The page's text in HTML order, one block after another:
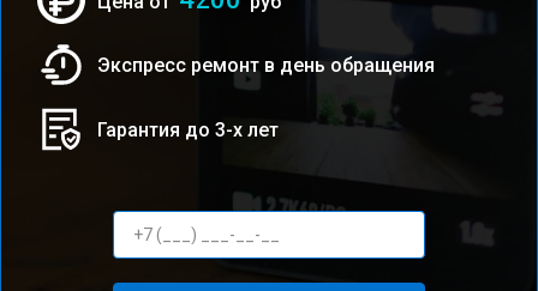
Экспресс ремонт в день обращения
Гарантия до 3-х лет